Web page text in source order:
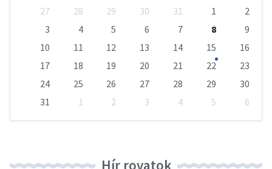
calendar
27 28 29 30 31 1
2
3
4 5 6 7 8
9
10
11 12 13 14 15
16
17
18 19 20 21 22
23
24
25 26 27 28 29
30
31
1 2 3 4 5
6
Hír rovatok